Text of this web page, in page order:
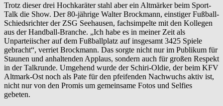
Trotz dieser drei Hochkaräter stahl aber ein Altmärker beim Sport-
Talk die Show. Der 80-jährige Walter Brockmann, einstiger Fußball-
Schiedsrichter der ZSG Seehausen, fachsimpelte mit den Kollegen
aus der Handball-Branche. „Ich habe es in meiner Zeit als
Unparteiischer auf dem Fußballplatz auf insgesamt 3425 Spiele
gebracht“, verriet Brockmann. Das sorgte nicht nur im Publikum für
Staunen und anhaltenden Applaus, sondern auch für großen Respekt
in der Talkrunde. Umgehend wurde der Schiri-Oldie, der beim KFV
Altmark-Ost noch als Pate für den pfeifenden Nachwuchs aktiv ist,
nicht nur von den Promis um gemeinsame Fotos und Selfies
gebeten.